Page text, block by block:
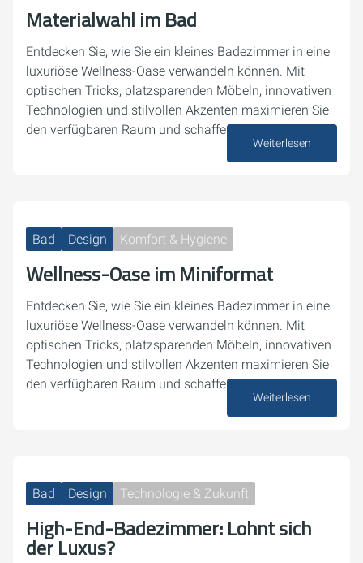
Materialwahl im Bad
Entdecken Sie, wie Sie ein kleines Badezimmer in eine
luxuriöse Wellness-Oase verwandeln können. Mit
optischen Tricks, platzsparenden Möbeln, innovativen
Technologien und stilvollen Akzenten maximieren Sie
den verfügbaren Raum und schaffen eine…
Weiterlesen
Bad Design Komfort & Hygiene
Wellness-Oase im Miniformat
Entdecken Sie, wie Sie ein kleines Badezimmer in eine
luxuriöse Wellness-Oase verwandeln können. Mit
optischen Tricks, platzsparenden Möbeln, innovativen
Technologien und stilvollen Akzenten maximieren Sie
den verfügbaren Raum und schaffen eine…
Weiterlesen
Bad Design Technologie & Zukunft
High-End-Badezimmer: Lohnt sich
der Luxus?